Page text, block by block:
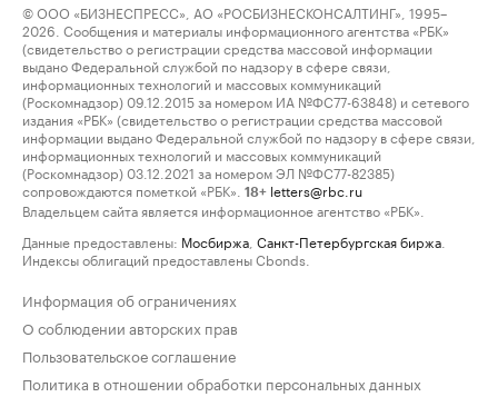
© ООО «БИЗНЕСПРЕСС», АО «РОСБИЗНЕСКОНСАЛТИНГ», 1995–
2026. Сообщения и материалы информационного агентства «РБК»
(свидетельство о регистрации средства массовой информации
выдано Федеральной службой по надзору в сфере связи,
информационных технологий и массовых коммуникаций
(Роскомнадзор) 09.12.2015 за номером ИА №ФС77-63848) и сетевого
издания «РБК» (свидетельство о регистрации средства массовой
информации выдано Федеральной службой по надзору в сфере связи,
информационных технологий и массовых коммуникаций
(Роскомнадзор) 03.12.2021 за номером ЭЛ №ФС77-82385)
сопровождаются пометкой «РБК».
18+ letters@rbc.ru
Владельцем сайта является информационное агентство «РБК».
Данные предоставлены: Мосбиржа Санкт-Петербургская биржа
Индексы облигаций предоставлены Cbonds.
Информация об ограничениях
О соблюдении авторских прав
Пользовательское соглашение
Политика в отношении обработки персональных данных